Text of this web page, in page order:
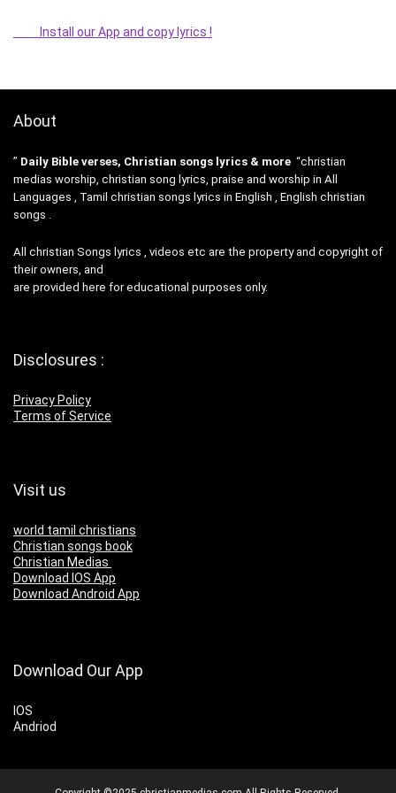
Install our App and copy lyrics !
About
” Daily Bible verses, Christian songs lyrics & more “christian
medias worship, christian song lyrics, praise and worship in All
Languages , Tamil christian songs lyrics in English , English christian
songs .
All christian Songs lyrics , videos etc are the property and copyright of
their owners, and
are provided here for educational purposes only.
Disclosures :
Privacy Policy
Terms of Service
Visit us
world tamil christians
Christian songs book
Christian Medias
Download IOS App
Download Android App
Download Our App
IOS
Andriod